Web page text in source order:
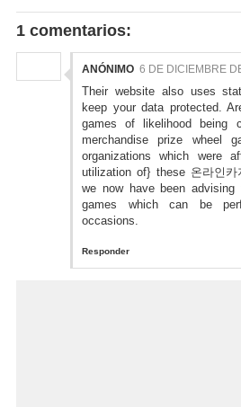
1 comentarios:
ANÓNIMO 6 DE DICIEMBRE
Their website also uses
keep your data protected.
games of likelihood being
merchandise prize wheel
organizations which were
utilization of} these 온라인카
we now have been
games which can be
occasions.
Responder